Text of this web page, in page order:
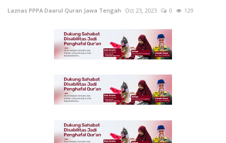
Laznas PPPA Daarul Quran Jawa Tengah Oct 23, 2023 0 129